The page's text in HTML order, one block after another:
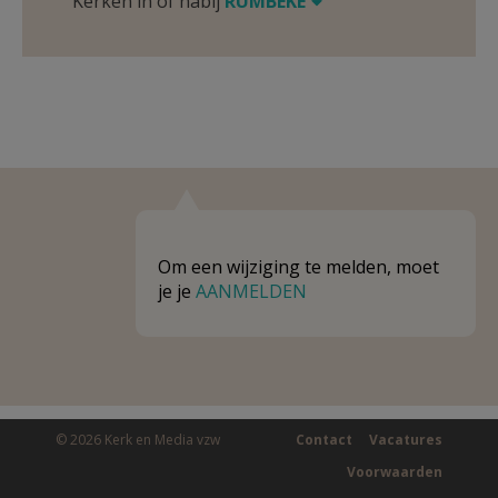
Om een wijziging te melden, moet
je je AANMELDEN
© 2026 Kerk en Media vzw Vacatures
Contact
Voorwaarden